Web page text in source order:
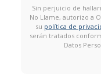
Sin perjuicio de
No Llame, autorizo a
su política de
serán tratados
Datos